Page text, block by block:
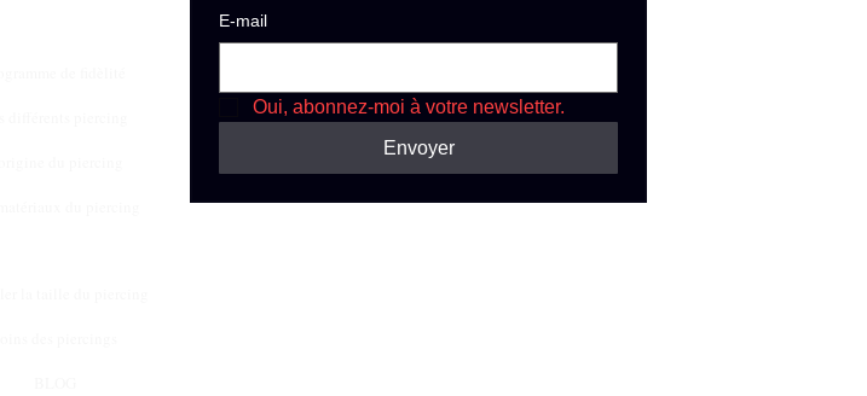
E‑mail
Oui, abonnez-moi à votre newsletter.
Envoyer